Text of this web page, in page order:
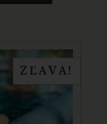
ZĽAVA!